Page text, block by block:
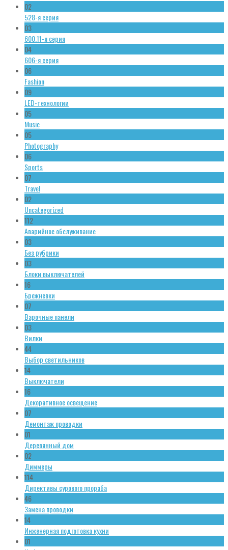
02
528-я серия
03
600.11-я серия
04
606-я серия
06
Fashion
09
LED-технологии
05
Music
05
Photography
06
Sports
07
Travel
02
Uncategorized
112
Аварийное обслуживание
03
Без рубрики
03
Блоки выключателей
16
Брежневки
07
Варочные панели
03
Вилки
44
Выбор светильников
14
Выключатели
16
Декоративное освещение
07
Демонтаж проводки
01
Деревянный дом
02
Диммеры
114
Директивы сурового прораба
46
Замена проводки
14
Инженерная подготовка кухни
01